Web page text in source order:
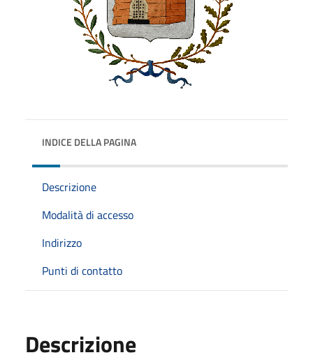
INDICE DELLA PAGINA
Descrizione
Modalità di accesso
Indirizzo
Punti di contatto
Descrizione